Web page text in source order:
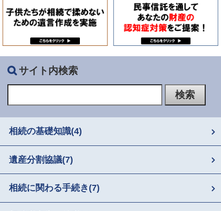
サイト内検索
相続の基礎知識(4)
遺産分割協議(7)
相続に関わる手続き (7)